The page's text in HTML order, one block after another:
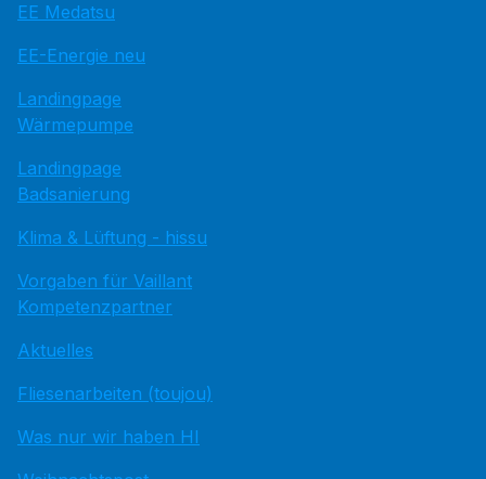
EE Medatsu
EE-Energie neu
Landingpage
Wärmepumpe
Landingpage
Badsanierung
Klima & Lüftung - hissu
Vorgaben für Vaillant
Kompetenzpartner
Aktuelles
Fliesenarbeiten (toujou)
Was nur wir haben HI